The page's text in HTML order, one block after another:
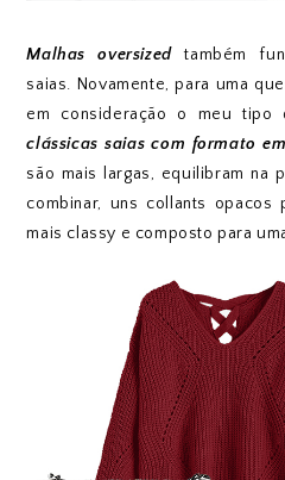
Malhas oversizedtambém
saias. Novamente, para uma
em consideração o meu tipo
clássicas saias com formato
são mais largas, equilibram na
combinar, uns collants
mais classy e composto para